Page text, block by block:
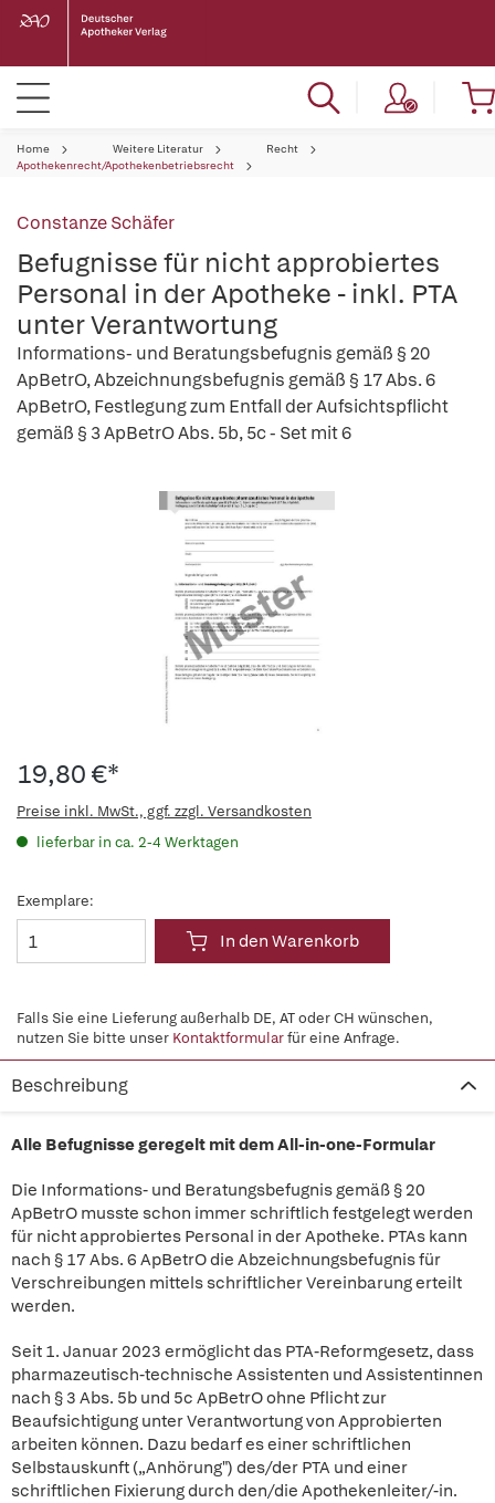
Home Weitere Literatur
Recht
Apothekenrecht/Apothekenbetriebsrecht
Constanze Schäfer
Befugnisse für nicht approbiertes
Personal in der Apotheke - inkl. PTA
unter Verantwortung
Informations- und Beratungsbefugnis gemäß § 20
ApBetrO, Abzeichnungsbefugnis gemäß § 17 Abs. 6
ApBetrO, Festlegung zum Entfall der Aufsichtspflicht
gemäß § 3 ApBetrO Abs. 5b, 5c - Set mit 6
19,80 €*
Preise inkl. MwSt., ggf. zzgl. Versandkosten
lieferbar in ca. 2-4 Werktagen
Exemplare:
In den Warenkorb
Falls Sie eine Lieferung außerhalb DE, AT oder CH wünschen,
nutzen Sie bitte unser Kontaktformularfür eine Anfrage.
Beschreibung
Alle Befugnisse geregelt mit dem All-in-one-Formular
Die Informations- und Beratungsbefugnis gemäß § 20
ApBetrO musste schon immer schriftlich festgelegt werden
für nicht approbiertes Personal in der Apotheke. PTAs kann
nach § 17 Abs. 6 ApBetrO die Abzeichnungsbefugnis für
Verschreibungen mittels schriftlicher Vereinbarung erteilt
werden.
Seit 1. Januar 2023 ermöglicht das PTA-Reformgesetz, dass
pharmazeutisch-technische Assistenten und Assistentinnen
nach § 3 Abs. 5b und 5c ApBetrO ohne Pflicht zur
Beaufsichtigung unter Verantwortung von Approbierten
arbeiten können. Dazu bedarf es einer schriftlichen
Selbstauskunft („Anhörung") des/der PTA und einer
schriftlichen Fixierung durch den/die Apothekenleiter/-in.